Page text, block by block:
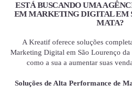
ESTÁ BUSCANDO UMA
EM MARKETING DIGITAL EM
MATA?
A Kreatif oferece soluções
Marketing Digital em São Lourenço da
como a sua a aumentar suas
Soluções de Alta Performance de